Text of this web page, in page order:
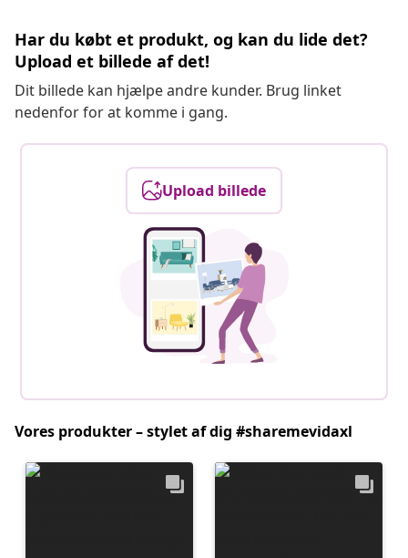
Har du købt et produkt, og kan du lide det?
Upload et billede af det!
Dit billede kan hjælpe andre kunder. Brug linket
nedenfor for at komme i gang.
Upload billede
Vores produkter – stylet af dig #sharemevidaxl